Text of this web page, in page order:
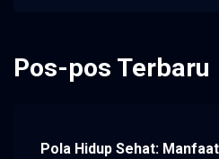
Pos-pos Terbaru
Pola Hidup Sehat: